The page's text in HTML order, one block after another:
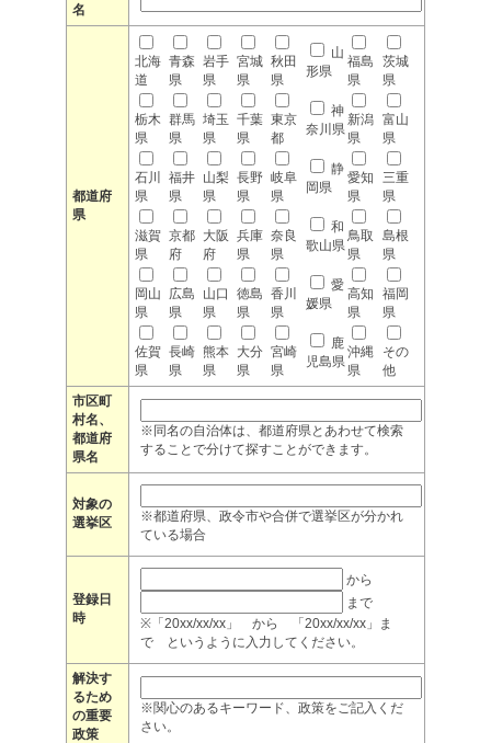
名
都道府
県
北海
道
青森
県
岩手
県
宮城
県
秋田
県
山
形県
福島
県
茨城
県
栃木
県
群馬
県
埼玉
県
千葉
県
東京
都
神
奈川県
新潟
県
富山
県
石川
県
福井
県
山梨
県
長野
県
岐阜
県
静
岡県
愛知
県
三重
県
滋賀
県
京都
府
大阪
府
兵庫
県
奈良
県
和
歌山県
鳥取
県
島根
県
岡山
県
広島
県
山口
県
徳島
県
香川
県
愛
媛県
高知
県
福岡
県
佐賀
県
長崎
県
熊本
県
大分
県
宮崎
県
鹿
児島県
沖縄
県
その
他
市区町
村名、
都道府
県名
※同名の自治体は、都道府県とあわせて検索
することで分けて探すことができます。
対象の
選挙区
※都道府県、政令市や合併で選挙区が分かれ
ている場合
登録日
時
から
まで
※「20xx/xx/xx」 から 「20xx/xx/xx」ま
で というように入力してください。
解決す
るため
の重要
政策
※関心のあるキーワード、政策をご記入くだ
さい。